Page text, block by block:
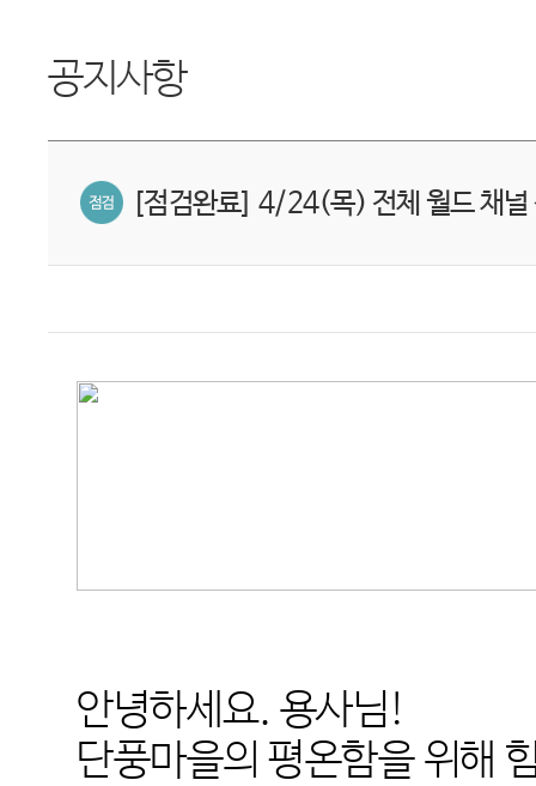
공지사항
[점검완료] 4/24(목) 전체 월드 채
안녕하세요. 용사님!
단풍마을의 평온함을 위해